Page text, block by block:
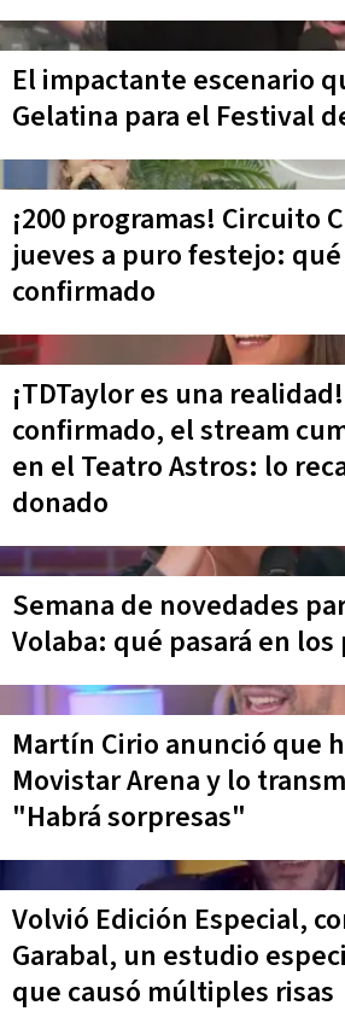
El impactante escenario
Gelatina para el Festival
¡200 programas! Circuito
jueves a puro festejo:
confirmado
¡TDTaylor es una
confirmado, el stream
en el Teatro Astros: lo
donado
Semana de novedades
Volaba: qué pasará en
Martín Cirio anunció que
Movistar Arena y lo
"Habrá sorpresas"
Volvió Edición Especial,
Garabal, un estudio
que causó múltiples risas